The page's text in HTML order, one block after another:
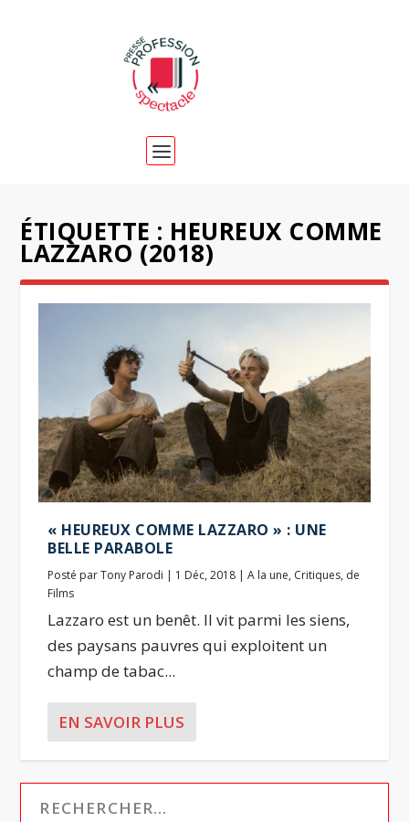
ÉTIQUETTE : HEUREUX COMME
LAZZARO (2018)
« HEUREUX COMME LAZZARO » : UNE
BELLE PARABOLE
Posté parTony Parodi | 1 Déc, 2018 |A la une, Critiques, de
Films
Lazzaro est un benêt. Il vit parmi les siens,
des paysans pauvres qui exploitent un
champ de tabac...
EN SAVOIR PLUS